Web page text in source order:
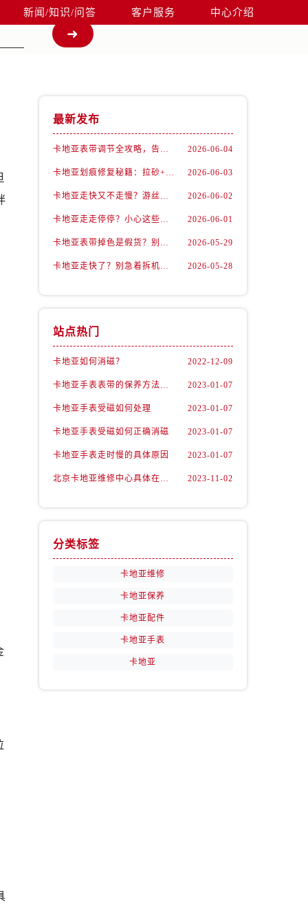
新闻/知识/问答 客户服务 中心介绍
最新发布
卡地亚表带调节全攻略，告别过短烦恼 2026-06-04
卡地亚划痕修复秘籍：拉砂+抛光双工艺还原如新 2026-06-03
卡地亚走快又不走慢？游丝问题你了解多少？ 2026-06-02
卡地亚走走停停？小心这些隐藏杀手 2026-06-01
卡地亚表带掉色是假货？别急，可能是这些日常习惯惹的祸 2026-05-29
卡地亚走快了？别急着拆机，先做这一步 2026-05-28
站点热门
卡地亚如何消磁？ 2022-12-09
卡地亚手表表带的保养方法有哪些？ 2023-01-07
卡地亚手表受磁如何处理 2023-01-07
卡地亚手表受磁如何正确消磁 2023-01-07
卡地亚手表走时慢的具体原因 2023-01-07
北京卡地亚维修中心具体在哪里？ 2023-11-02
分类标签
卡地亚维修
卡地亚保养
卡地亚配件
卡地亚手表
卡地亚